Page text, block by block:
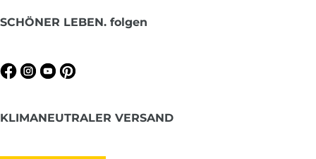
SCHÖNER LEBEN. folgen
KLIMANEUTRALER VERSAND